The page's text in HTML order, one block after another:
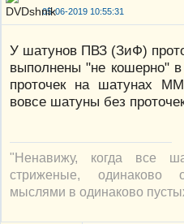
05-06-2019 10:55:31
У шатунов ПВЗ (ЗиФ)
выполнены "не кошерно"
проточек на шатунах
вовсе шатуны без
"Ненавижу, когда все
стриженые, одинаково
мыслями в одинаково